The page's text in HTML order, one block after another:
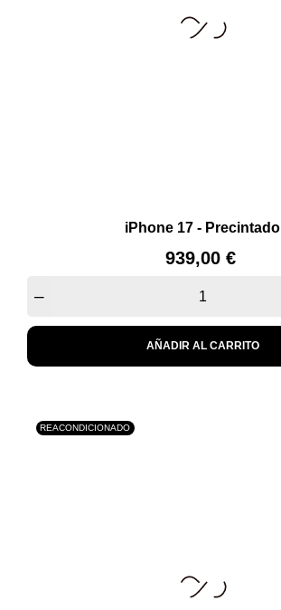
iPhone 17 - Precintado
Precio
939,00 €
–
AÑADIR AL CARRITO
REACONDICIONADO